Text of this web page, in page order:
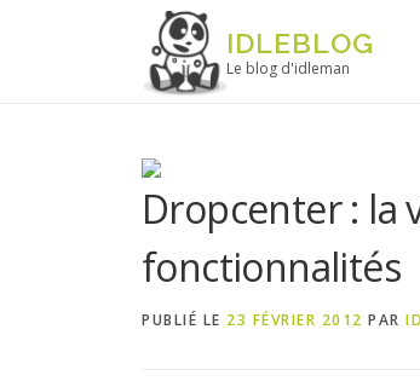
IDLEBLOG
Le blog d'idleman
Dropcenter : la
fonctionnalités
PUBLIÉ LE 23 FÉVRIER 2012 PAR